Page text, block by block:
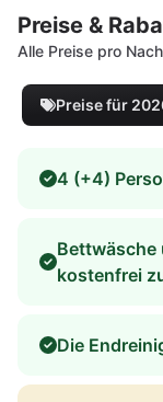
Preise &
Alle Preise pro
Preise für
4 (+4)
Bettwäsche
kostenfrei
Die